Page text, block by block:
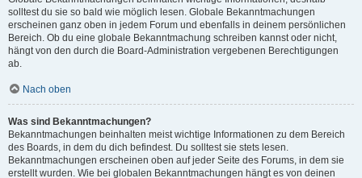
solltest du sie so bald wie möglich lesen. Globale Bekanntmachungen
erscheinen ganz oben in jedem Forum und ebenfalls in deinem persönlichen
Bereich. Ob du eine globale Bekanntmachung schreiben kannst oder nicht,
hängt von den durch die Board-Administration vergebenen Berechtigungen
ab.
Nach oben
Was sind Bekanntmachungen?
Bekanntmachungen beinhalten meist wichtige Informationen zu dem Bereich
des Boards, in dem du dich befindest. Du solltest sie stets lesen.
Bekanntmachungen erscheinen oben auf jeder Seite des Forums, in dem sie
erstellt wurden. Wie bei globalen Bekanntmachungen hängt es von deinen